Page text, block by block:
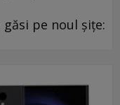
pe noul șițe: